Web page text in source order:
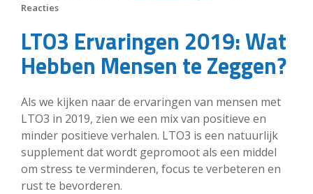
Reacties
LTO3 Ervaringen 2019: Wat
Hebben Mensen te Zeggen?
Als we kijken naar de ervaringen van mensen met
LTO3 in 2019, zien we een mix van positieve en
minder positieve verhalen. LTO3 is een natuurlijk
supplement dat wordt gepromoot als een middel
om stress te verminderen, focus te verbeteren en
rust te bevorderen.